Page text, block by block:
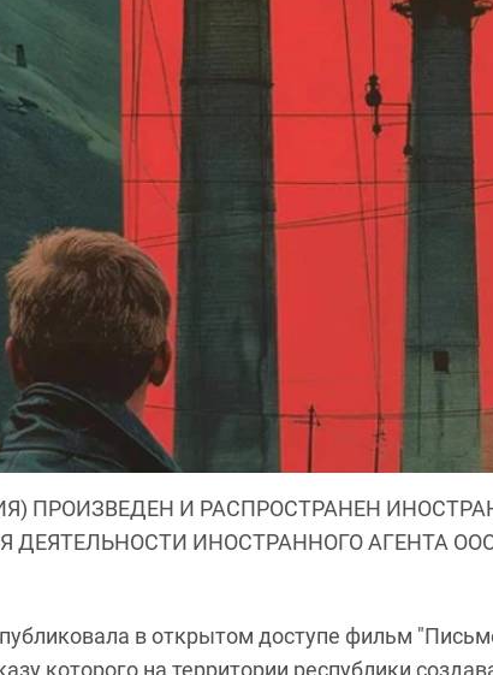
ПРОИЗВЕДЕН И РАСПРОСТРАНЕН
ДЕЯТЕЛЬНОСТИ ИНОСТРАННОГО АГЕНТА
в открытом доступе фильм
которого на территории республики